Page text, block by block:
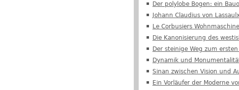
Der polylobe Bogen: ein
Johann Claudius von
Le Corbusiers Wohnmaschine
Die Kanonisierung des
Der steinige Weg zum
Dynamik und
Sinan zwischen Vision und
Ein Vorläufer der Moderne